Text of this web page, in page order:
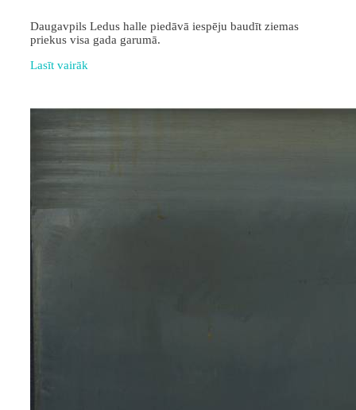
Daugavpils Ledus halle piedāvā iespēju baudīt ziemas
priekus visa gada garumā.
Lasīt vairāk